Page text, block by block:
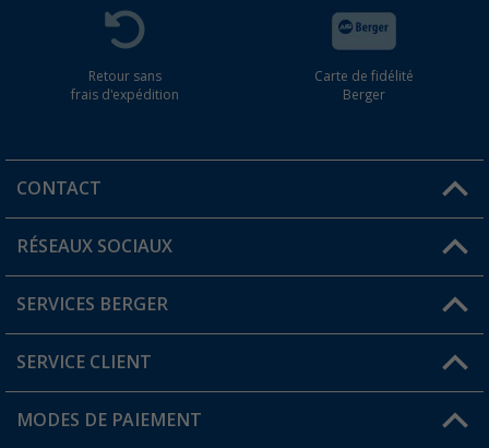
Retour sans
frais d'expédition
Carte de fidélité
Berger
CONTACT
Une question ?
Trouver une magasin
RÉSEAUX SOCIAUX
SERVICES BERGER
Devenir revendeur
Mon compte
SERVICE CLIENT
FAQ et contact
MODES DE PAIEMENT